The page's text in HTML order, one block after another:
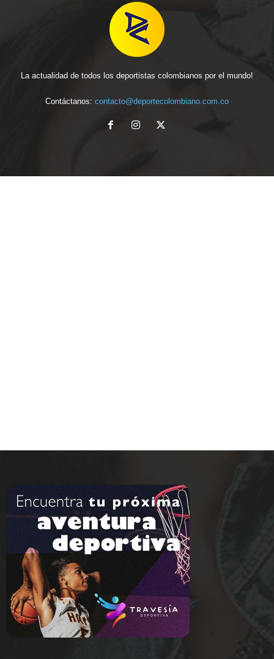
La actualidad de todos los deportistas colombianos por el mundo!
Contáctanos: contacto@deportecolombiano.com.co